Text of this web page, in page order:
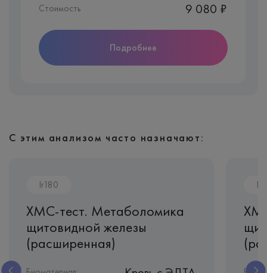
Стоимость 9 080 ₽
Подробнее
С этим анализом часто назначают:
Ir180
ХМС-тест. Метаболомика
щитовидной железы
(расширенная)